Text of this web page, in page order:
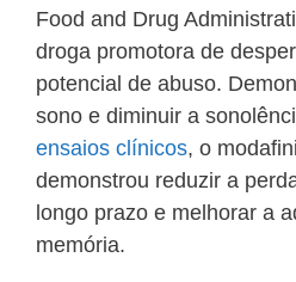
Food and Drug
droga promotora de
potencial de abuso.
sono e diminuir a
ensaios clínicos, o
demonstrou reduzir a
longo prazo e melhorar a
memória.